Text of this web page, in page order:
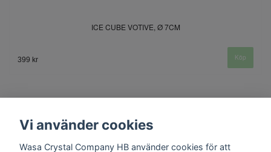
ICE CUBE VOTIVE, Ø 7CM
399 kr
Vi använder cookies
Wasa Crystal Company HB använder cookies för att